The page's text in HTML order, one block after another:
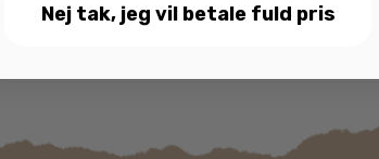
Nej tak, jeg vil betale fuld pris